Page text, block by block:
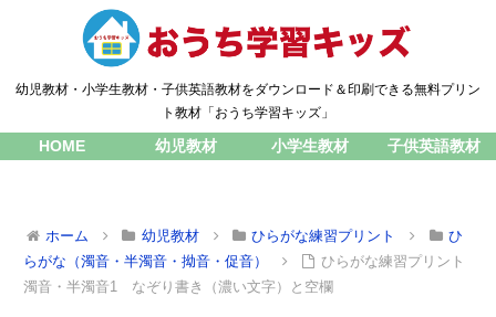
幼児教材・小学生教材・子供英語教材をダウンロード＆印刷できる無料プリン
ト教材「おうち学習キッズ」
HOME 幼児教材 小学生教材 子供英語教材
ホーム 幼児教材 ひらがな練習プリント
ひ
らがな（濁音・半濁音・拗音・促音）
ひらがな練習プリント
濁音・半濁音1 なぞり書き（濃い文字）と空欄